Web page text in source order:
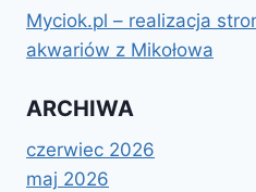
Myciok.pl – realizacja
akwariów z Mikołowa
ARCHIWA
czerwiec 2026
maj 2026